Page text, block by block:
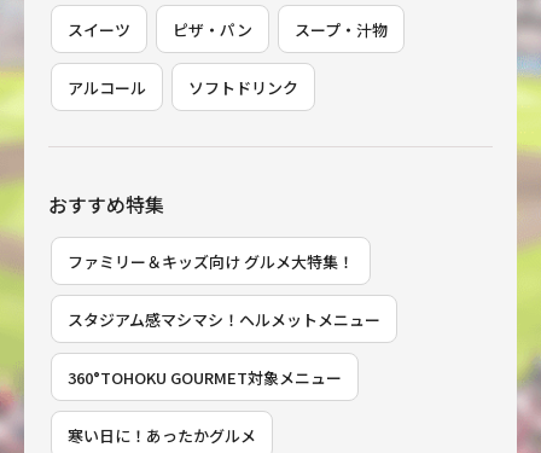
スイーツ ピザ・パン スープ・汁物
アルコール ソフトドリンク
おすすめ特集
ファミリー＆キッズ向け グルメ大特集！
スタジアム感マシマシ！ヘルメットメニュー
360°TOHOKU GOURMET対象メニュー
寒い日に！あったかグルメ